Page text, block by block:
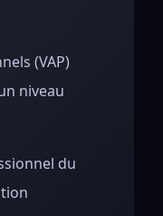
(VAP)
niveau
du